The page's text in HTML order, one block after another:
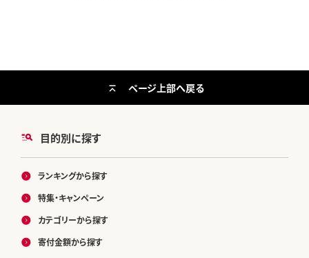
目的別に探す
ランキングから探す
特集・キャンペーン
カテゴリーから探す
寄付金額から探す
ページ上部へ戻る